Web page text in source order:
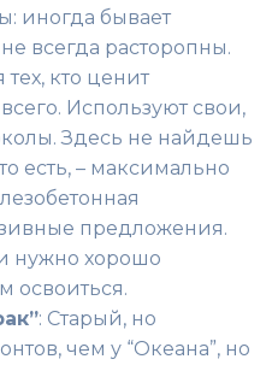
иногда бывает
всегда расторопны.
тех, кто ценит
Используют свои,
Здесь не найдешь
есть, – максимально
предложения.
нужно хорошо
освоиться.
: Старый, но
чем у “Океана”, но